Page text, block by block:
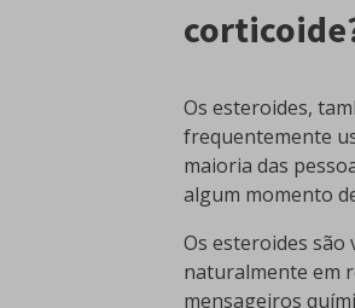
Os esteroides,
frequentemente
maioria das
algum momento
Os esteroides
naturalmente em
mensageiros